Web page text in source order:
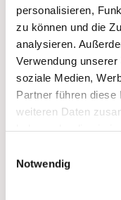
personalisieren,
zu können und die
analysieren.
Verwendung
soziale Medien,
Partner führen
weiteren Daten
Notwendig